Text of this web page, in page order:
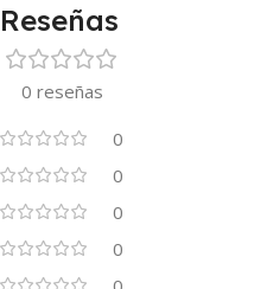
Reseñas
0 reseñas
0
0
0
0